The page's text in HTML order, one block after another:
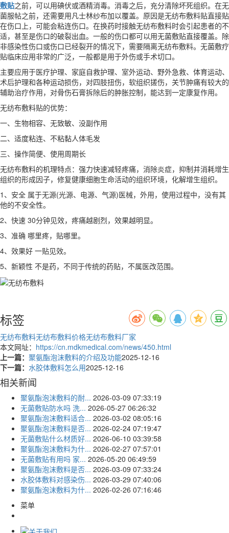
敷贴之前，可以用碘伏或酒精消毒。消毒之后，充分清除坏死组织。在无
菌服帖之前，还需要用凡士林纱布加以覆盖。原因是无纺布敷料贴直接贴
在伤口上，可能会粘连伤口。在换药时接触无纺布敷料时会引起患者的不
适，甚至是伤口的破裂出血。一般的伤口都可以用无菌敷贴直接覆盖。除
非感染性伤口或伤口已经裂开的情况下，需要隔离无纺布敷料。无菌敷疗
贴临床应用非常的广泛，一般都是用于外伤或手术切口。
主要应用于医疗护理、家庭自救护理、室外运动、野外急救、体育运动、
术后护理和各种运动损伤，对四肢扭伤，软组织搓伤，关节肿痛有较大的
辅助治疗作用，对骨伤石膏拆除后的肿胀控制，能达到一定康复作用。
无纺布敷料贴的优势：
一、生物相容、无致敏、没副作用
二、适度粘连、不粘黏人体毛发
三、操作简便、使用周期长
无纺布敷料的机理特点：强力快速减轻疼痛，消除炎症，抑制并消耗增生
组织的形成因子，修复健康细胞生命活动的组织环境，化解增生组织。
1、安全 属于无源(光源、电源、气源)医械，外用，使用过程中，没有其
他的不安全性。
2、快速 30分钟见效，疼痛越剧烈，效果越明显。
3、准确 哪里疼，贴哪里。
4、效果好 一贴见效。
5、新颖性 不是药，不同于传统的药贴，不属医改范围。
标签
无纺布敷料无纺布敷料价格无纺布敷料厂家
本文网址： https://cn.mdkmedical.com/news/450.html
上一篇： 聚氨酯泡沫敷料的介绍及功能2025-12-16
下一篇： 水胶体敷料怎么用2025-12-16
相关新闻
聚氨酯泡沫敷料的耐... 2026-03-09 07:33:19
无菌敷贴防水吗 洗... 2026-05-27 06:26:32
聚氨酯泡沫敷料适合... 2026-03-02 08:05:16
聚氨酯泡沫敷料是否... 2026-02-24 07:19:47
无菌敷贴什么材质好... 2026-06-10 03:39:58
聚氨酯泡沫敷料为什... 2026-02-27 07:57:01
无菌敷贴有用吗 家... 2026-05-20 06:49:59
聚氨酯泡沫敷料是否... 2026-03-09 07:33:24
水胶体敷料对感染伤... 2026-03-29 07:40:06
聚氨酯泡沫敷料为什... 2026-02-26 07:16:46
菜单